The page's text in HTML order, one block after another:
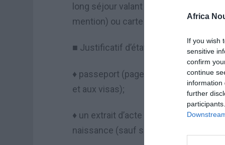
Africa
If you wish
sensitive
confirm
continue
information
further
long séjour valant titre de s
mention) ou carte de s
jour en cours
■ Justificatif d’état civil et de
♦ passeport (pages relatives à l’état
et aux visas);
♦ un extrait d’acte de naissance avec
naissance (sauf si le demandeur est